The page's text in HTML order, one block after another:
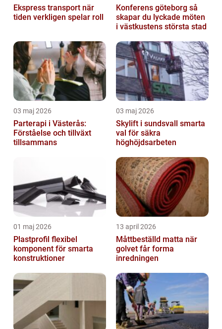
Ekspress transport när
tiden verkligen spelar roll
Konferens göteborg så
skapar du lyckade möten
i västkustens största stad
03 maj 2026
Parterapi i Västerås:
Förståelse och tillväxt
tillsammans
03 maj 2026
Skylift i sundsvall smarta
val för säkra
höghöjdsarbeten
01 maj 2026
Plastprofil flexibel
komponent för smarta
konstruktioner
13 april 2026
Måttbeställd matta när
golvet får forma
inredningen